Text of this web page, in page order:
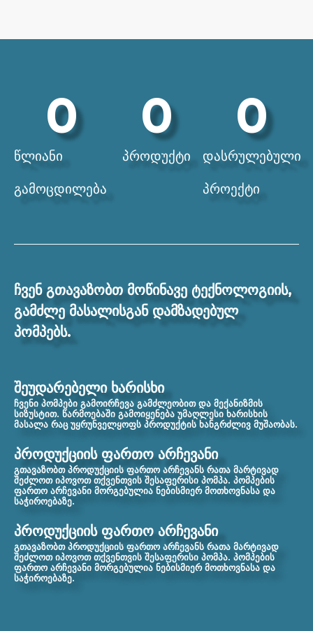
წლიანი
გამოცდილება
0
პროდუქტი
0
დასრულებული
პროექტი
0
ჩვენ გთავაზობთ მოწინავე ტექნოლოგიის,
გამძლე მასალისგან დამზადებულ
პომპებს.
შეუდარებელი ხარისხი
ჩვენი პომპები გამოირჩევა გამძლეობით და მექანიზმის
სიზუსტით. წარმოებაში გამოიყენება უმაღლესი ხარისხის
მასალა რაც უყრუნველყოფს პროდუქტის ხანგრძლივ მუშაობას.
პროდუქციის ფართო არჩევანი
გთავაზობთ პროდუქციის ფართო არჩევანს რათა მარტივად
შეძლოთ იპოვოთ თქვენთვის შესაფერისი პომპა. პომპების
ფართო არჩევანი მორგებულია ნებისმიერ მოთხოვნასა და
საჭიროებაზე.
პროდუქციის ფართო არჩევანი
გთავაზობთ პროდუქციის ფართო არჩევანს რათა მარტივად
შეძლოთ იპოვოთ თქვენთვის შესაფერისი პომპა. პომპების
ფართო არჩევანი მორგებულია ნებისმიერ მოთხოვნასა და
საჭიროებაზე.